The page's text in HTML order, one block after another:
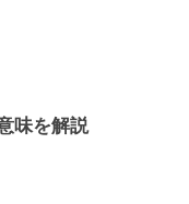
味を解説